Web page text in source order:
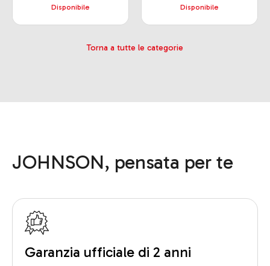
Disponibile Disponibile
Torna a tutte le categorie
JOHNSON, pensata per te
Garanzia ufficiale di 2 anni